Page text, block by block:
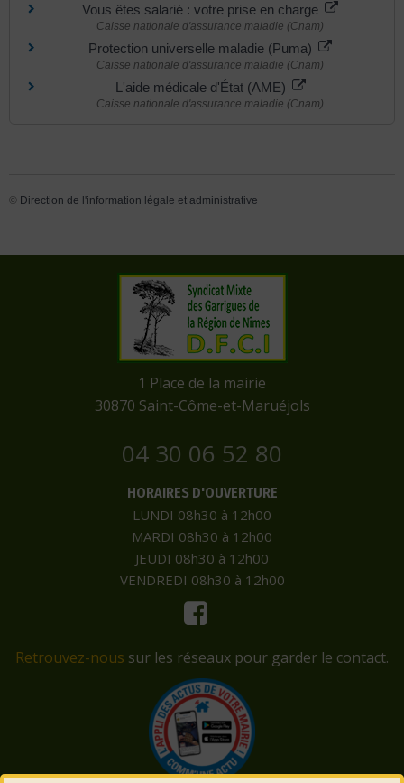
Vous êtes salarié : votre prise en charge
Caisse nationale d'assurance maladie (Cnam)
Protection universelle maladie (Puma)
Caisse nationale d'assurance maladie (Cnam)
L'aide médicale d'État (AME)
Caisse nationale d'assurance maladie (Cnam)
© Direction de l'information légale et administrative
​1 Place de la mairie
​30870 Saint-Côme-et-Maruéjols
04 30 06 52 80
HORAIRES D'OUVERTURE
LUNDI 08h30 à 12h00
MARDI 08h30 à 12h00
JEUDI 08h30 à 12h00
VENDREDI 08h30 à 12h00
Retrouvez-nous sur les réseaux pour garder le contact.